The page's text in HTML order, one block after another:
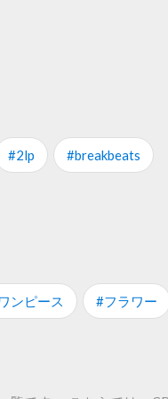
#2lp #breakbeats
ンピース #フラワー